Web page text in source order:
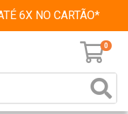
6X NO CARTÃO*
0